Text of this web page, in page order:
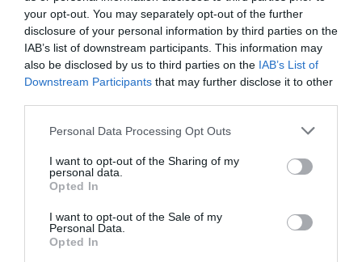
your opt-out. You may separately opt-out of the further
disclosure of your personal information by third parties on the
IAB’s list of downstream participants. This information may
also be disclosed by us to third parties on the IAB’s List of
Downstream Participants that may further disclose it to other
Personal Data Processing Opt Outs
I want to opt-out of the Sharing of my
personal data.
Opted In
I want to opt-out of the Sale of my
Personal Data.
Opted In
ΔΕΊΤΕ ΕΠΊΣΗΣ...